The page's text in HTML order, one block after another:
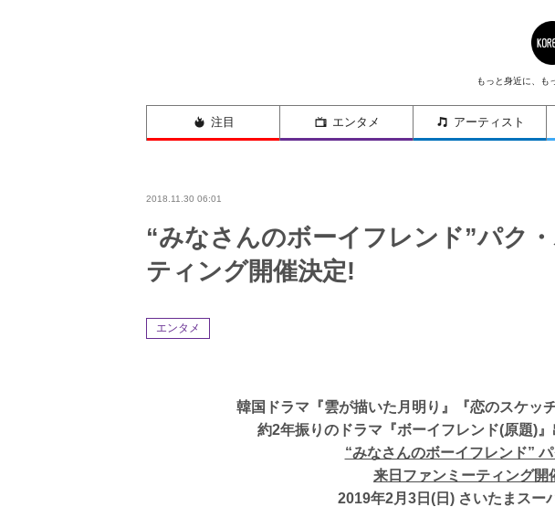
もっと身近に、も
注目 エンタメ アーティスト
2018.11.30 06:01
“みなさんのボーイフレンド”パク
ティング開催決定!
エンタメ
韓国ドラマ『雲が描いた月明り』『恋のスケッ
約2年振りのドラマ『ボーイフレンド(原題)
“みなさんのボーイフレンド”
来日ファンミーティング開
2019年2月3日(日) さいたまスー